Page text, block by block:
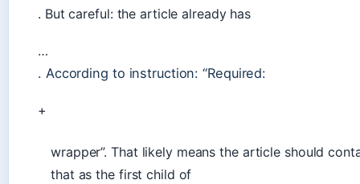
. But careful: the article already has
…
. According to instruction: “Required:
+
wrapper”. That likely means the article should
that as the first child of